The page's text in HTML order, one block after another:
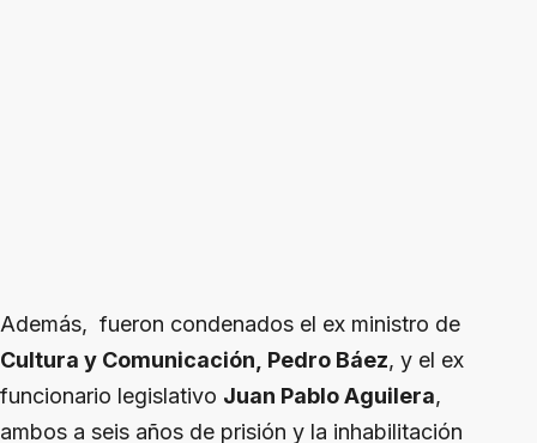
Además, fueron condenados el ex ministro de
Cultura y Comunicación, Pedro Báez, y el ex
funcionario legislativo Juan Pablo Aguilera,
ambos a seis años de prisión y la inhabilitación